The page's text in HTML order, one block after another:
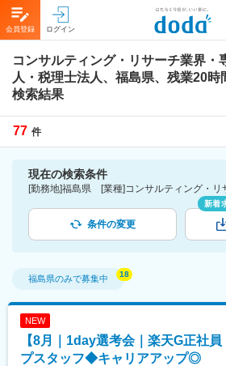
会員登録 ログイン
コンサルティング・リサーチ業界・
人・税理士法人、福島県、残業20時
検索結果
77 件
現在の検索条件
条件の変更
新着
福島県のみで募集中
NEW
【8月｜1day選考会｜楽天G正社
プスタッフ◆キャリアアップ◎